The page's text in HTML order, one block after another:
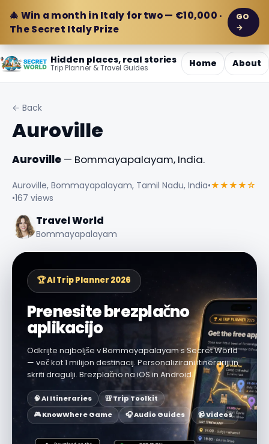
🎄 Win a month in Italy for two — €10,000 ·
The Secret Italy Prize
GO
→
Hidden places, real stories
Trip Planner & Travel Guides Home About
← Back
Auroville
Auroville — Bommayapalayam, India.
Auroville, Bommayapalayam, Tamil Nadu, India•★★★★☆
•167 views
Travel World
Bommayapalayam
🏆 AI Trip Planner 2026
Prenesite brezplačno
aplikacijo
Odkrijte najboljše v Bommayapalayam s Secret World
— več kot 1 milijon destinacij. Personalizirani itinerariji in
skriti dragulji. Brezplačno na iOS in Android.
🧠 AI Itineraries
🎒 Trip Toolkit
🎮 KnowWhere Game
🎧 Audio Guides 📹 Videos